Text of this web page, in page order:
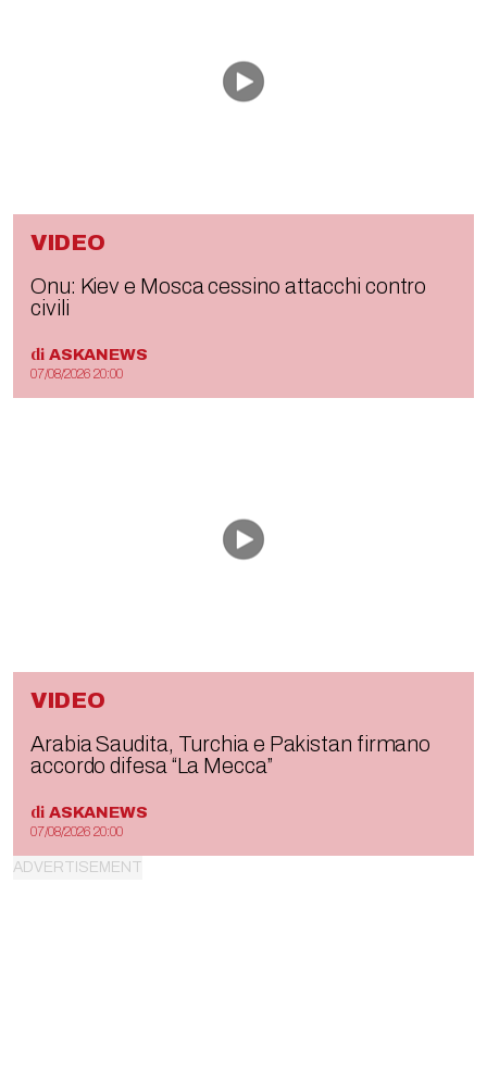
VIDEO
Onu: Kiev e Mosca cessino attacchi contro
civili
di ASKANEWS
07/08/2026 20:00
VIDEO
Arabia Saudita, Turchia e Pakistan firmano
accordo difesa “La Mecca”
di ASKANEWS
07/08/2026 20:00